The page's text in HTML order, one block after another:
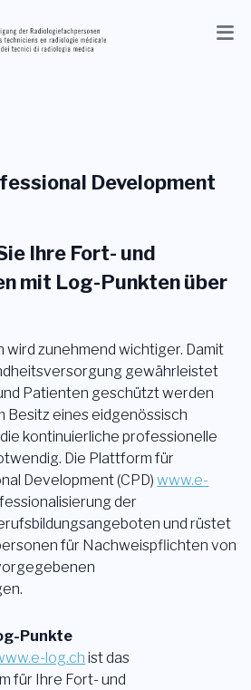
Sektionen
Development
Ihre Fort- und
mit Log-Punkten über
zunehmend wichtiger. Damit
gewährleistet
Patienten geschützt werden
Besitz eines eidgenössisch
kontinuierliche professionelle
Die Plattform für
Development (CPD)www.e-
der
und rüstet
für Nachweispflichten von
Punkte
log.ch ist das
für Ihre Fort- und